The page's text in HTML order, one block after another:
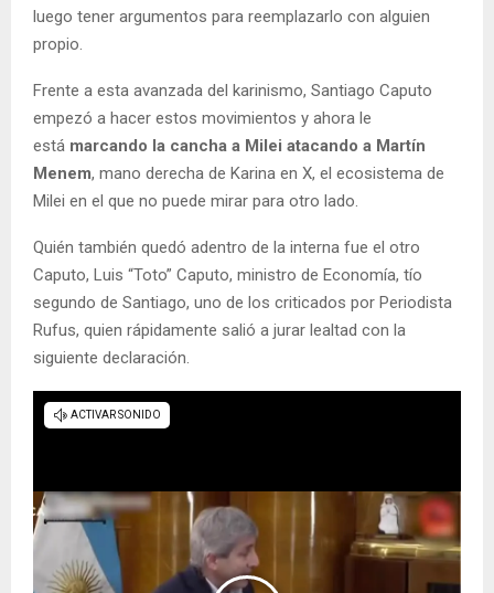
luego tener argumentos para reemplazarlo con alguien
propio.
Frente a esta avanzada del karinismo, Santiago Caputo
empezó a hacer estos movimientos y ahora le
está marcando la cancha a Milei atacando a Martín
Menem, mano derecha de Karina en X, el ecosistema de
Milei en el que no puede mirar para otro lado.
Quién también quedó adentro de la interna fue el otro
Caputo, Luis “Toto” Caputo, ministro de Economía, tío
segundo de Santiago, uno de los criticados por Periodista
Rufus, quien rápidamente salió a jurar lealtad con la
siguiente declaración.